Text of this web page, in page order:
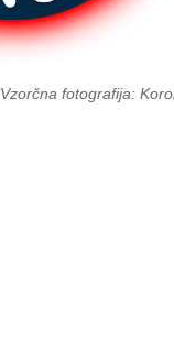
Vzorčna fotografija: